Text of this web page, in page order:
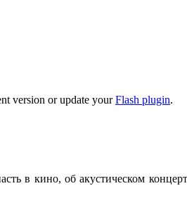
version or update yourFlash plugin.
в кино, об акустическом